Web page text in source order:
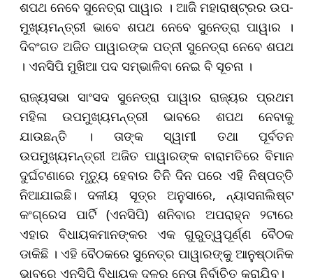
ଶପଥ ନେବେ ସୁନେତ୍ରା ପାୱାର । ଆଜି ମହାରାଷ୍ଟ୍ରର ଉପ-
ମୁଖ୍ୟମନ୍ତ୍ରୀ ଭାବେ ଶପଥ ନେବେ ସୁନେତ୍ରା ପାୱାର ।
ଦିବଂଗତ ଅଜିତ ପାୱାରଙ୍କ ପତ୍ନୀ ସୁନେତ୍ରା ନେବେ ଶପଥ
। ଏନସିପି ମୁଖିଆ ପଦ ସମ୍ଭାଳିବା ନେଇ ବି ସୂଚନା ।
ରାଜ୍ୟସଭା ସାଂସଦ ସୁନେତ୍ରା ପାୱାର ରାଜ୍ୟର ପ୍ରଥମ
ମହିଳା ଉପମୁଖ୍ୟମନ୍ତ୍ରୀ ଭାବରେ ଶପଥ ନେବାକୁ
ଯାଉଛନ୍ତି । ତାଙ୍କ ସ୍ୱାମୀ ତଥା ପୂର୍ବତନ
ଉପମୁଖ୍ୟମନ୍ତ୍ରୀ ଅଜିତ ପାୱାରଙ୍କ ବାରାମତିରେ ବିମାନ
ଦୁର୍ଘଟଣାରେ ମୃତ୍ୟୁ ହେବାର ତିନି ଦିନ ପରେ ଏହି ନିଷ୍ପତ୍ତି
ନିଆଯାଇଛି। ଦଳୀୟ ସୂତ୍ର ଅନୁସାରେ, ନ୍ୟାସନାଲିଷ୍ଟ
କଂଗ୍ରେସ ପାର୍ଟି (ଏନସିପି) ଶନିବାର ଅପରାହ୍ନ ୨ଟାରେ
ଏହାର ବିଧାୟକମାନଙ୍କର ଏକ ଗୁରୁତ୍ୱପୂର୍ଣ୍ଣ ବୈଠକ
ଡାକିଛି । ଏହି ବୈଠକରେ ସୁନେତ୍ର ପାୱାରଙ୍କୁ ଆନୁଷ୍ଠାନିକ
ଭାବରେ ଏନସିପି ବିଧାୟକ ଦଳର ନେତା ନିର୍ବାଚିତ କରାଯିବ।